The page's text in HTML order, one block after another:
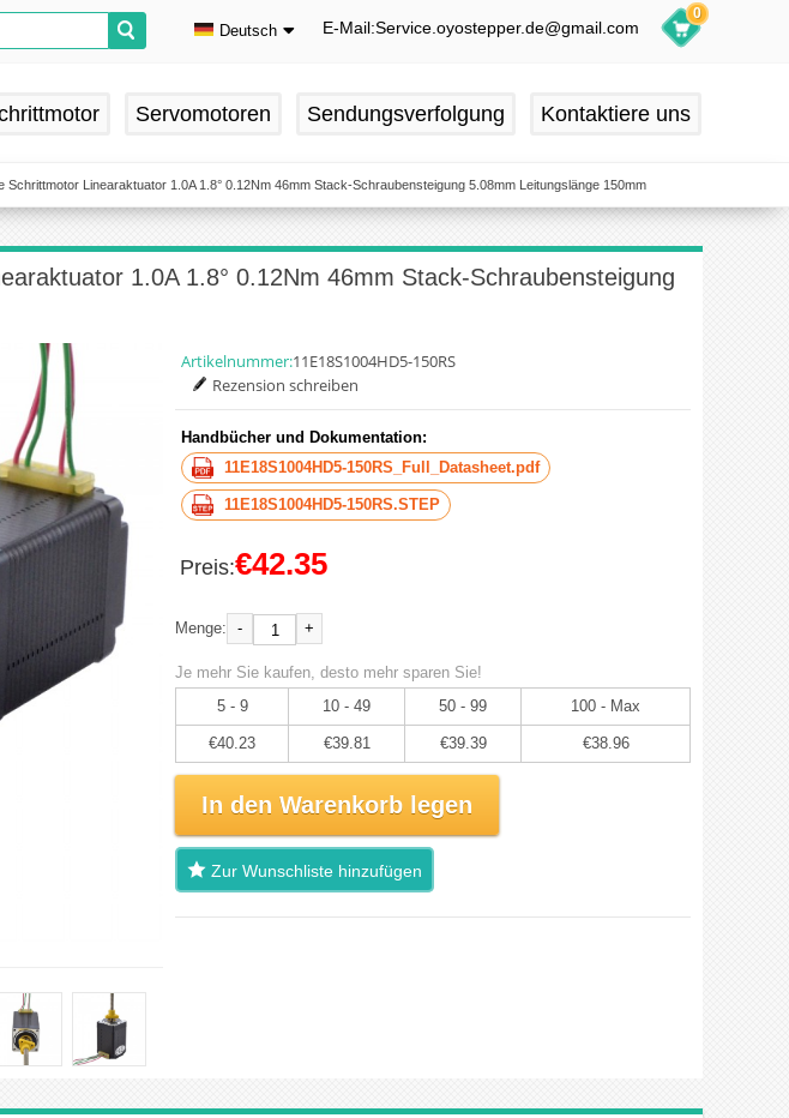
Deutsch
Deutsch
Español
E-Mail:Service.oyostepper.de@gmail.com
0
Servomotoren Sendungsverfolgung Kontaktiere uns
Schrittmotor Linearaktuator 1.0A 1.8° 0.12Nm 46mm Stack-Schraubensteigung 5.08mm Leitungslänge 150mm
1.0A 1.8° 0.12Nm 46mm Stack-Schraubensteigung
Artikelnummer:11E18S1004HD5-150RS
Rezension schreiben
Handbücher und Dokumentation:
11E18S1004HD5-150RS_Full_Datasheet.pdf
11E18S1004HD5-150RS.STEP
Preis:€42.35
Menge: - +
Je mehr Sie kaufen, desto mehr sparen Sie!
5 - 9
10 - 49 50 - 99 100 - Max
€40.23 €39.81 €39.39 €38.96
In den Warenkorb legen
Zur Wunschliste hinzufügen